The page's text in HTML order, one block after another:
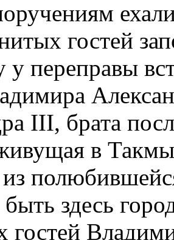
гостей
у переправы
III, брата
в
из
быть здесь
гостей